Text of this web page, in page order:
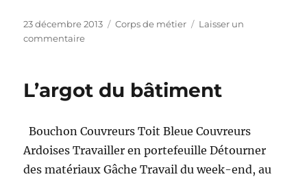
Publié
le
23 décembre 2013 Catégories
Corps de métier
Laisser un
commentairesur
bâtiment
:
L’argot du bâtiment
Bouchon Couvreurs Toit Bleue Couvreurs
Ardoises Travailler en portefeuille Détourner
des matériaux Gâche Travail du week-end, au